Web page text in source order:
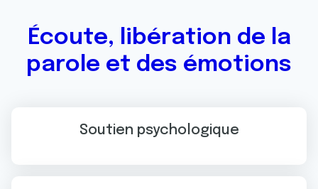
Écoute, libération de la
parole et des émotions
Soutien psychologique